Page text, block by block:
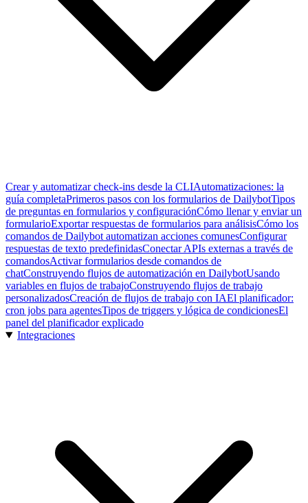
Crear y automatizar check-ins desde la CLIAutomatizaciones: la
guía completaPrimeros pasos con los formularios de DailybotTipos
de preguntas en formularios y configuraciónCómo llenar y enviar un
formularioExportar respuestas de formularios para análisisCómo los
comandos de Dailybot automatizan acciones comunesConfigurar
respuestas de texto predefinidasConectar APIs externas a través de
comandosActivar formularios desde comandos de
chatConstruyendo flujos de automatización en DailybotUsando
variables en flujos de trabajoConstruyendo flujos de trabajo
personalizadosCreación de flujos de trabajo con IAEl planificador:
cron jobs para agentesTipos de triggers y lógica de condicionesEl
panel del planificador explicado
Integraciones